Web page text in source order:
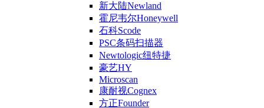
新大陆Newland
霍尼韦尔Honeywell
石科Scode
PSC条码扫描器
Newtologic纽特捷
豪艺HY
Microscan
康耐视Cognex
方正Founder